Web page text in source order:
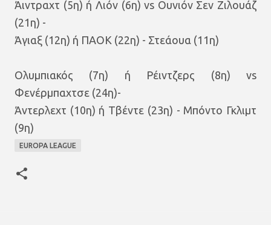
Άιντραχτ (5η) ή Λιόν (6η) vs Ουνιόν Σεν Ζιλουάζ
(21η) -
Άγιαξ (12η) ή ΠΑΟΚ (22η) - Στεάουα (11η)
Ολυμπιακός (7η) ή Ρέιντζερς (8η) vs
Φενέρμπαχτσε (24η)-
Άντερλεχτ (10η) ή Τβέντε (23η) - Μπόντο Γκλιμτ
(9η)
EUROPA LEAGUE